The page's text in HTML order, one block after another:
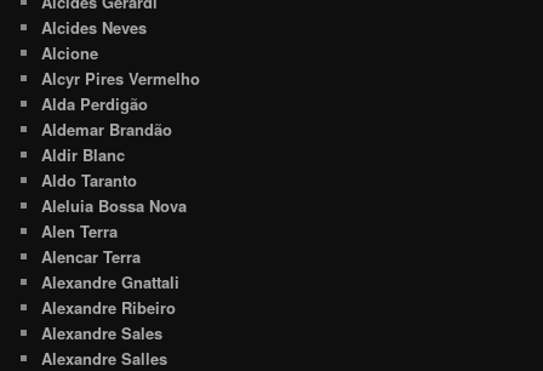
Alcides Neves
Alcione
Alcyr Pires Vermelho
Alda Perdigão
Aldemar Brandão
Aldir Blanc
Aldo Taranto
Aleluia Bossa Nova
Alen Terra
Alencar Terra
Alexandre Gnattali
Alexandre Ribeiro
Alexandre Sales
Alexandre Salles